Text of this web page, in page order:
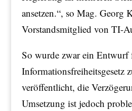
ansetzen.“, so Mag. Georg
Vorstandsmitglied von TI-
So wurde zwar ein Entwurf
Informationsfreiheitsgesetz
veröffentlicht, die
Umsetzung ist jedoch